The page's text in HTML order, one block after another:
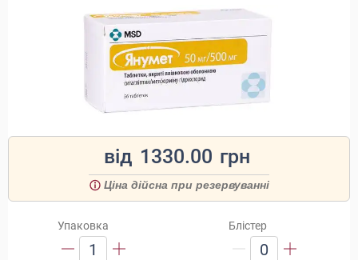
від 1330.00 грн
Ціна дійсна при резервуванні
Упаковка
1
Блістер
0